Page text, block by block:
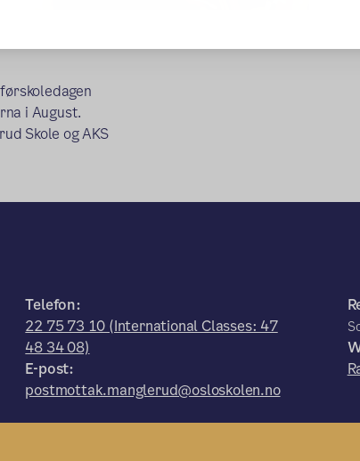
i August.
Skole og AKS
Telefon:
22 75 73 10 (International Classes: 47
48 34 08)
E-post:
postmottak.manglerud@osloskolen.no